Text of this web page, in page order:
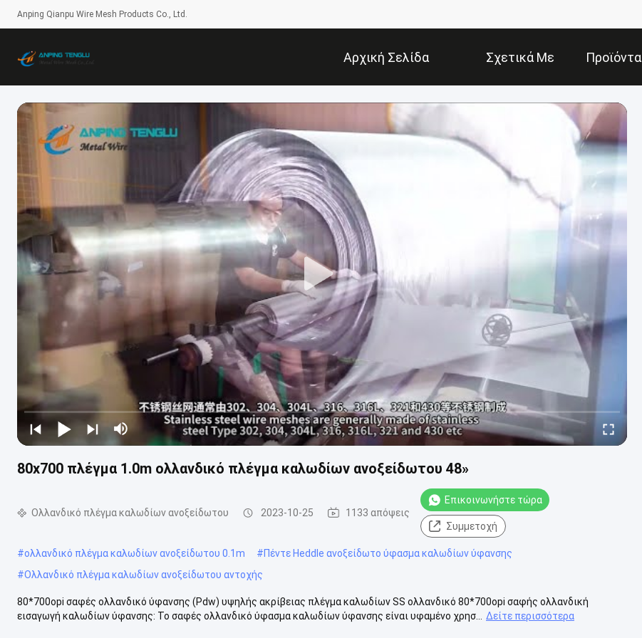
Anping Qianpu Wire Mesh Products Co., Ltd.
Αρχική Σελίδα Σχετικά Με Προϊόντα
80x700 πλέγμα 1.0m ολλανδικό πλέγμα καλωδίων ανοξείδωτου 48»
Ολλανδικό πλέγμα καλωδίων ανοξείδωτου 2023-10-25 1133 απόψεις
Επικοινωνήστε τώρα
Συμμετοχή
#ολλανδικό πλέγμα καλωδίων ανοξείδωτου 0.1m #Πέντε Heddle ανοξείδωτο ύφασμα καλωδίων ύφανσης
#Ολλανδικό πλέγμα καλωδίων ανοξείδωτου αντοχής
80*700opi σαφές ολλανδικό ύφανσης (Pdw) υψηλής ακρίβειας πλέγμα καλωδίων SS ολλανδικό 80*700opi σαφής ολλανδική
εισαγωγή καλωδίων ύφανσης: Το σαφές ολλανδικό ύφασμα καλωδίων ύφανσης είναι υφαμένο χρησ...
Δείτε περισσότερα